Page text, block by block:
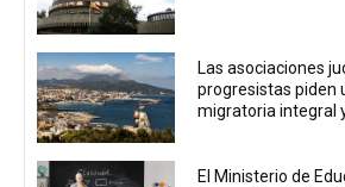
Las asociaciones
progresistas piden
migratoria integral
El Ministerio de